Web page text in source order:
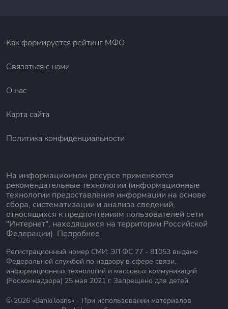
Как формируется рейтинг МФО
Связаться с нами
О нас
Карта сайта
Политика конфиденциальности
На информационном ресурсе применяются
рекомендательные технологии (информационные
технологии предоставления информации на основе
сбора, систематизации и анализа сведений,
относящихся к предпочтениям пользователей сети
"Интернет", находящихся на территории Российской
Федерации). Подробнее
Регистрационный номер СМИ: ЭЛ ФС 77 - 81053 выдано
Федеральной службой по надзору в сфере связи,
информационных технологий и массовых коммуникаций
(Роскомнадзора) 25 мая 2021 г. Запрещено для детей.
© 2026 «Banki.loans» - При использовании материалов